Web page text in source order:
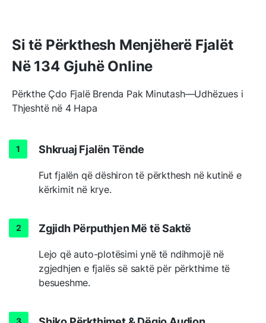
Si të Përkthesh Menjëherë Fjalët
Në 134 Gjuhë Online
Përkthe Çdo Fjalë Brenda Pak Minutash—Udhëzues i
Thjeshtë në 4 Hapa
Shkruaj Fjalën Tënde
Fut fjalën që dëshiron të përkthesh në kutinë e
kërkimit në krye.
Zgjidh Përputhjen Më të Saktë
Lejo që auto-plotësimi ynë të ndihmojë në
zgjedhjen e fjalës së saktë për përkthime të
besueshme.